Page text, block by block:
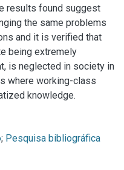
results found suggest
the same problems
and it is verified that
being extremely
is neglected in society in
where working-class
knowledge.
; Pesquisa bibliográfica